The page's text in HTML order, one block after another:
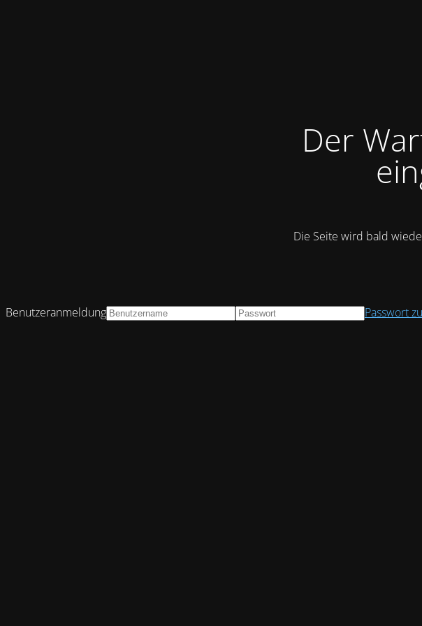
Der
Die Seite wird bald
Benutzeranmeldung Passwort